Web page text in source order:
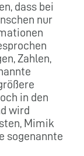
dass bei
nur
Zahlen,
in den
wird
Mimik
sogenannte